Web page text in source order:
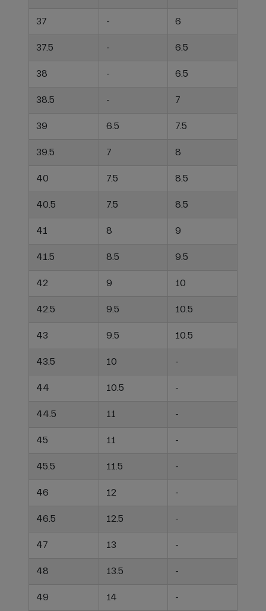
37 - 6
37.5 - 6.5
38 - 6.5
38.5 - 7
39 6.5 7.5
39.5 7 8
40 7.5 8.5
40.5 7.5 8.5
41 8 9
41.5 8.5 9.5
42 9 10
42.5 9.5 10.5
43 9.5 10.5
43.5 10 -
44 10.5 -
44.5 11 -
45 11 -
45.5 11.5 -
46 12 -
46.5 12.5 -
47 13 -
48 13.5 -
49 14 -